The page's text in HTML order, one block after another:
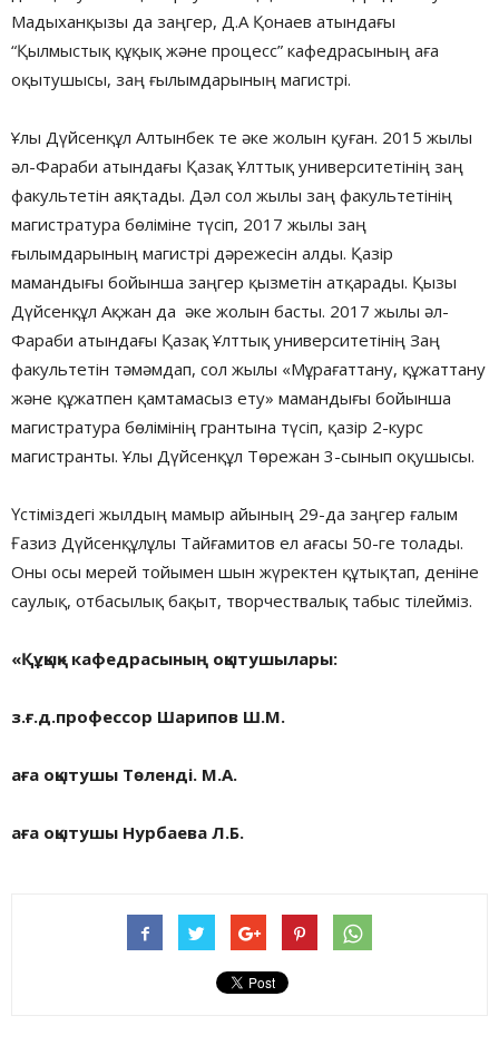
Мадыханқызы да заңгер, Д.А Қонаев атындағы
“Қылмыстық құқық және процесс” кафедрасының аға
оқытушысы, заң ғылымдарының магистрі.
Ұлы Дүйсенқұл Алтынбек те әке жолын қуған. 2015 жылы
әл-Фараби атындағы Қазақ Ұлттық университетінің заң
факультетін аяқтады. Дәл сол жылы заң факультетінің
магистратура бөліміне түсіп, 2017 жылы заң
ғылымдарының магистрі дәрежесін алды. Қазір
мамандығы бойынша заңгер қызметін атқарады. Қызы
Дүйсенқұл Ақжан да әке жолын басты. 2017 жылы әл-
Фараби атындағы Қазақ Ұлттық университетінің Заң
факультетін тәмәмдап, сол жылы «Мұрағаттану, құжаттану
және құжатпен қамтамасыз ету» мамандығы бойынша
магистратура бөлімінің грантына түсіп, қазір 2-курс
магистранты. Ұлы Дүйсенқұл Төрежан 3-сынып оқушысы.
Үстіміздегі жылдың мамыр айының 29-да заңгер ғалым
Ғазиз Дүйсенқұлұлы Тайғамитов ел ағасы 50-ге толады.
Оны осы мерей тойымен шын жүректен құтықтап, деніне
саулық, отбасылық бақыт, творчествалық табыс тілейміз.
«Құқық» кафедрасының оқытушылары:
з.ғ.д.профессор Шарипов Ш.М.
аға оқытушы Төленді. М.А.
аға оқытушы Нурбаева Л.Б.